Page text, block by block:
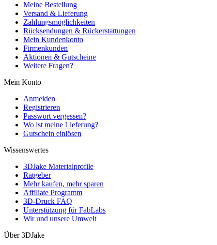
Meine Bestellung
Versand & Lieferung
Zahlungsmöglichkeiten
Rücksendungen & Rückerstattungen
Mein Kundenkonto
Firmenkunden
Aktionen & Gutscheine
Weitere Fragen?
Mein Konto
Anmelden
Registrieren
Passwort vergessen?
Wo ist meine Lieferung?
Gutschein einlösen
Wissenswertes
3DJake Materialprofile
Ratgeber
Mehr kaufen, mehr sparen
Affiliate Programm
3D-Druck FAQ
Unterstützung für FabLabs
Wir und unsere Umwelt
Über 3DJake